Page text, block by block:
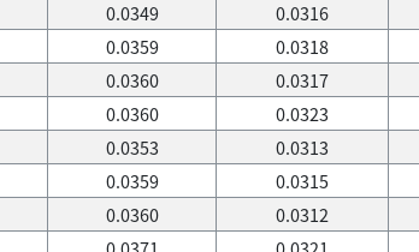
0.0349 0.0316
0.0359 0.0318
0.0360 0.0317
0.0360 0.0323
0.0353 0.0313
0.0359 0.0315
0.0360 0.0312